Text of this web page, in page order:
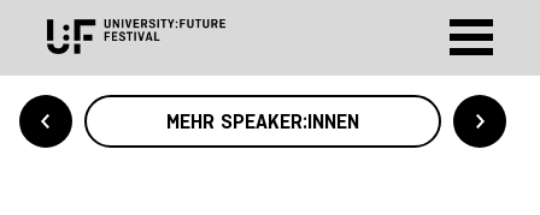
MEHR SPEAKER:INNEN